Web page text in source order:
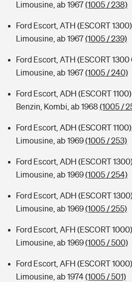
Limousine, ab 1967(1005 / 238)
Ford Escort, ATH (ESCORT
Limousine, ab 1967(1005 / 239)
Ford Escort, ATH (ESCORT 1300
Limousine, ab 1967(1005 / 240)
Ford Escort, ADH (ESCORT
Benzin, Kombi, ab 1968 (1005 /
Ford Escort, ADH (ESCORT
Limousine, ab 1969(1005 / 253)
Ford Escort, ADH (ESCORT
Limousine, ab 1969(1005 / 254)
Ford Escort, ADH (ESCORT
Limousine, ab 1969(1005 / 255)
Ford Escort, AFH (ESCORT
Limousine, ab 1969(1005 / 500)
Ford Escort, AFH (ESCORT
Limousine, ab 1974(1005 / 501)